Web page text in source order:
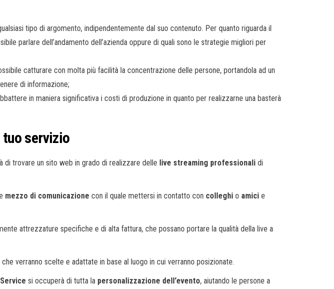
tipo di argomento, indipendentemente dal suo contenuto. Per quanto riguarda il
parlare dell’andamento dell’azienda oppure di quali sono le strategie migliori per
catturare con molta più facilità la concentrazione delle persone, portandola ad un
di informazione;
in maniera significativa i costi di produzione in quanto per realizzarne una basterà
servizio
di trovare un sito web in grado di realizzare delle live streaming professionali di
mezzo di comunicazione con il quale mettersi in contatto con colleghi o amici e
attrezzature specifiche e di alta fattura, che possano portare la qualità della live a
che verranno scelte e adattate in base al luogo in cui verranno posizionate.
si occuperà di tutta la personalizzazione dell’evento, aiutando le persone a